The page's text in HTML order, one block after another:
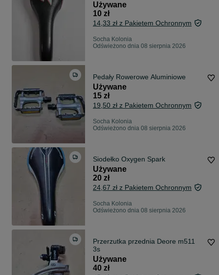
Używane
10 zł
14,33 zł z Pakietem Ochronnym
Socha Kolonia
Odświeżono dnia 08 sierpnia 2026
Pedały Rowerowe Aluminiowe
Używane
15 zł
19,50 zł z Pakietem Ochronnym
Socha Kolonia
Odświeżono dnia 08 sierpnia 2026
Siodełko Oxygen Spark
Używane
20 zł
24,67 zł z Pakietem Ochronnym
Socha Kolonia
Odświeżono dnia 08 sierpnia 2026
Przerzutka przednia Deore m511
3s
Używane
40 zł